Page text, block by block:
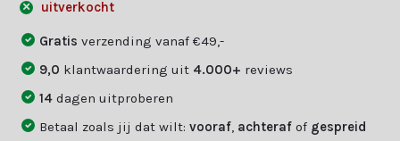
uitverkocht
Gratisverzending vanaf €49,-
9,0 klantwaardering uit 4.000+ reviews
14dagen uitproberen
Betaal zoals jij dat wilt:vooraf achteraf of gespreid